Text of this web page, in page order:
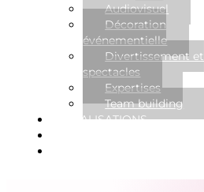
Audiovisuel
Décoration
événementielle
Divertissement et
spectacles
Expertises
Team building
RÉALISATIONS